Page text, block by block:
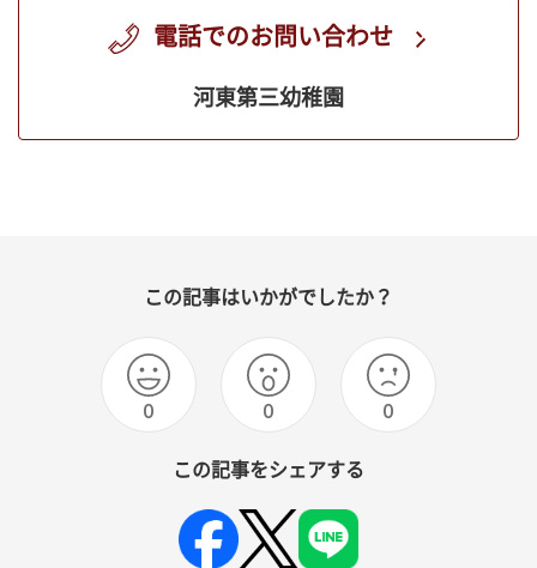
電話でのお問い合わせ
河東第三幼稚園
この記事はいかがでしたか？
0 0 0
この記事をシェアする